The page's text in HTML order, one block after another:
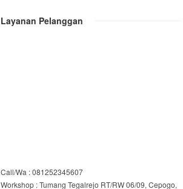
Layanan Pelanggan
Call/Wa : 081252345607
Workshop : Tumang Tegalrejo RT/RW 06/09, Cepogo,